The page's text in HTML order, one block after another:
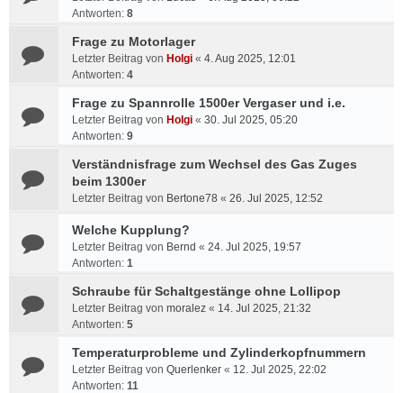
Antworten: 8
Frage zu Motorlager
Letzter Beitrag von Holgi « 4. Aug 2025, 12:01
Antworten: 4
Frage zu Spannrolle 1500er Vergaser und i.e.
Letzter Beitrag von Holgi « 30. Jul 2025, 05:20
Antworten: 9
Verständnisfrage zum Wechsel des Gas Zuges
beim 1300er
Letzter Beitrag von Bertone78 « 26. Jul 2025, 12:52
Welche Kupplung?
Letzter Beitrag von Bernd « 24. Jul 2025, 19:57
Antworten: 1
Schraube für Schaltgestänge ohne Lollipop
Letzter Beitrag von moralez « 14. Jul 2025, 21:32
Antworten: 5
Temperaturprobleme und Zylinderkopfnummern
Letzter Beitrag von Querlenker « 12. Jul 2025, 22:02
Antworten: 11